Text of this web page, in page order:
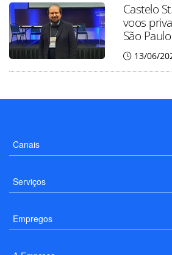
Castelo
voos
São Paulo
13/06/
Canais
Serviços
Empregos